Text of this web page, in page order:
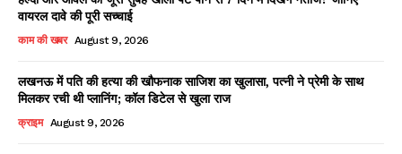
Facebook
X WhatsApp
Share
वायरल दावे की पूरी सच्चाई
काम की खबर August 9, 2026
लखनऊ में पति की हत्या की खौफनाक साजिश का खुलासा, पत्नी ने प्रेमी के साथ
मिलकर रची थी प्लानिंग; कॉल डिटेल से खुला राज
क्राइम August 9, 2026